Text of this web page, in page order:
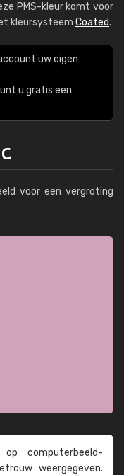
PMS-kleur komt voor
kleursysteem Coated.
uw eigen
u gratis een
voor een vergroting
op computer­beeld­
weer­gegeven.